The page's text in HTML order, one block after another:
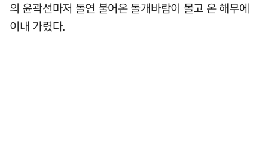
의 윤곽선마저 돌연 불어온 돌개바람이 몰고 온 해무에
이내 가렸다.